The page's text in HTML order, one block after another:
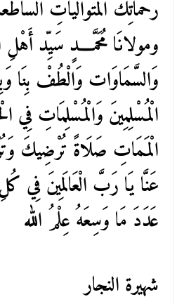
رحمَاتِكَ المُتوالياتِ
ومولانَا مُحَمَّــــدٍ سَيِّد
وَالسَّمَاوَات وَالْطُفْ بِنَا
الْمُسْلِمِينَ وَالْمُسْلِمَاتِ فِي
الْمَمَاتِ صَلَاةً تُرْضِيكَ
عَنَّا يَا رَبَّ الْعَالَمِينَ فِي
عَدَدَ مَا وَسِعَهُ عِلْمُ الله
شهيرة النجار